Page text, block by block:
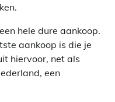
hele dure aankoop.
aankoop is die je
hiervoor, net als
een